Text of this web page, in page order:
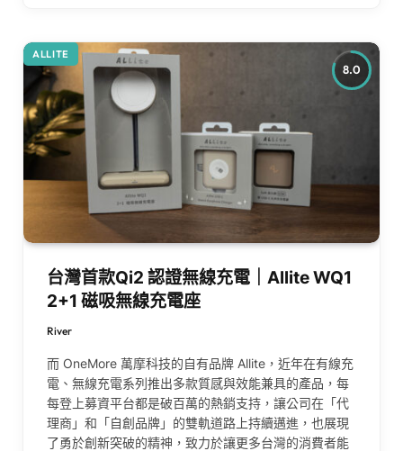
8.0
ALLITE
台灣首款Qi2 認證無線充電｜Allite WQ1
2+1 磁吸無線充電座
River
而 OneMore 萬摩科技的自有品牌 Allite，近年在有線充
電、無線充電系列推出多款質感與效能兼具的產品，每
每登上募資平台都是破百萬的熱銷支持，讓公司在「代
理商」和「自創品牌」的雙軌道路上持續邁進，也展現
了勇於創新突破的精神，致力於讓更多台灣的消費者能